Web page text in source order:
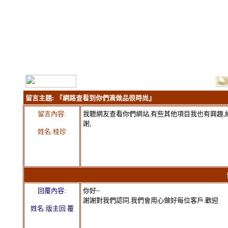
留言主題: 『網路查看到你們滴做品很時尚』
留言內容:
姓名:桂珍
我聽網友查看你們網站,有些其他項目我也有興趣,
謝,
回覆內容:
姓名:版主回 覆
你好~
謝謝對我們認同.我們會用心做好每位客戶.歡迎